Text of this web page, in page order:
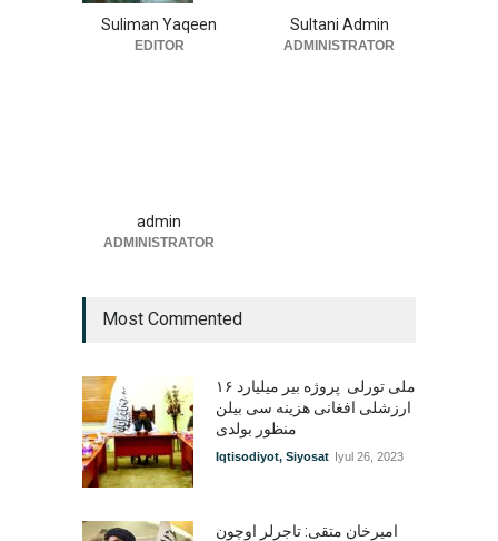
Suliman Yaqeen
EDITOR
Sultani Admin
ADMINISTRATOR
admin
ADMINISTRATOR
Most Commented
۱۶ ملی تورلی پروژه بیر میلیارد
ارزشلی افغانی هزینه سی بیلن
منظور بولدی
Iqtisodiyot, Siyosat Iyul 26, 2023
امیرخان متقی: تاجرلر اوچون